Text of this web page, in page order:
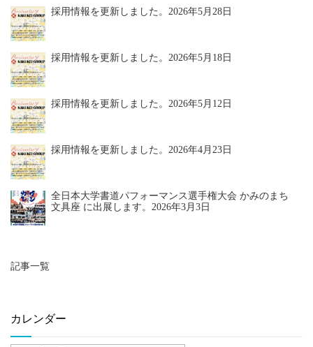
採用情報を更新しました。 2026年5月28日
採用情報を更新しました。 2026年5月18日
採用情報を更新しました。 2026年5月12日
採用情報を更新しました。 2026年4月23日
全日本大学書道パフォーマンス選手権大会 かみのまち
文具座 に出展します。 2026年3月3日
記事一覧
カレンダー